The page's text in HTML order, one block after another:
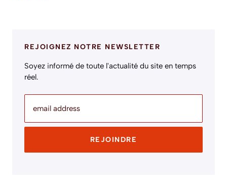
REJOIGNEZ NOTRE NEWSLETTER
Soyez informé de toute l'actualité du site en temps
réel.
email address
REJOINDRE